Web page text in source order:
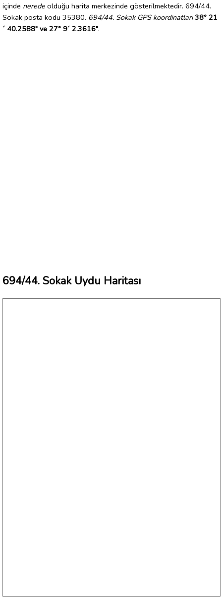
içinde nerede olduğu harita merkezinde gösterilmektedir. 694/44.
Sokak posta kodu 35380. 694/44. Sokak GPS koordinatları 38° 21
´ 40.2588" ve 27° 9´ 2.3616".
694/44. Sokak Uydu Haritası